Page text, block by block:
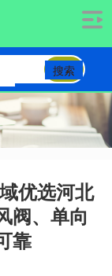
搜索
优选河北
阀、单向
靠